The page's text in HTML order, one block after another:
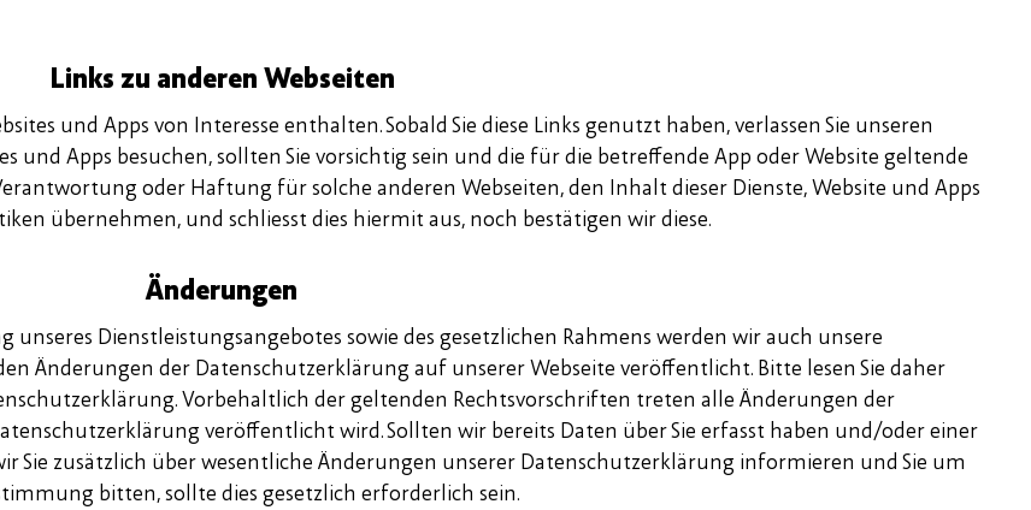
Links zu anderen Webseiten
und Apps von Interesse enthalten. Sobald Sie diese Links genutzt haben, verlassen Sie unseren
und Apps besuchen, sollten Sie vorsichtig sein und die für die betreffende App oder Website geltende
oder Haftung für solche anderen Webseiten, den Inhalt dieser Dienste, Website und Apps
übernehmen, und schliesst dies hiermit aus, noch bestätigen wir diese.
Änderungen
Dienstleistungsangebotes sowie des gesetzlichen Rahmens werden wir auch unsere
Änderungen der Datenschutzerklärung auf unserer Webseite veröffentlicht. Bitte lesen Sie daher
Vorbehaltlich der geltenden Rechtsvorschriften treten alle Änderungen der
veröffentlicht wird. Sollten wir bereits Daten über Sie erfasst haben und/oder einer
zusätzlich über wesentliche Änderungen unserer Datenschutzerklärung informieren und Sie um
bitten, sollte dies gesetzlich erforderlich sein.